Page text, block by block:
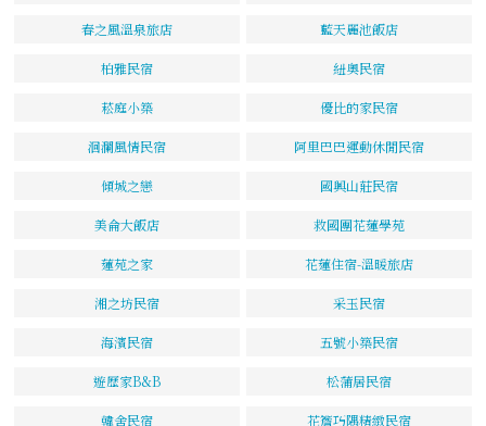
春之風溫泉旅店 藍天麗池飯店
柏雅民宿 紐奧民宿
菘庭小築 優比的家民宿
洄瀾風情民宿 阿里巴巴運動休閒民宿
傾城之戀 國興山莊民宿
美侖大飯店 救國團花蓮學苑
蓮苑之家 花蓮住宿-溫暖旅店
湘之坊民宿 采玉民宿
海濱民宿 五號小築民宿
遊歷家B&B 松蒲居民宿
韓舍民宿 花簷巧隅精緻民宿